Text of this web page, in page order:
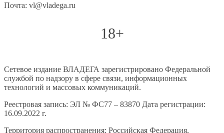
Почта: vl@vladega.ru
18+
Сетевое издание ВЛАДЕГА зарегистрировано Федеральной
службой по надзору в сфере связи, информационных
технологий и массовых коммуникаций.
Реестровая запись: ЭЛ № ФС77 – 83870 Дата регистрации:
16.09.2022 г.
Территория распространения: Российская Федерация,